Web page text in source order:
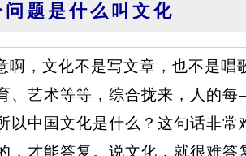
题是什么叫文化
，文化不是写文章，也不是唱
、艺术等等，综合拢来，人的
中国文化是什么？这句话非
才能答复。说文化，就很难答